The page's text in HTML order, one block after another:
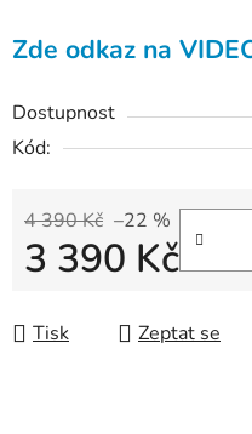
Zde odkaz na
Dostupnost
Kód:
4 390 Kč –22 %
3 390 Kč
Tisk Zeptat se